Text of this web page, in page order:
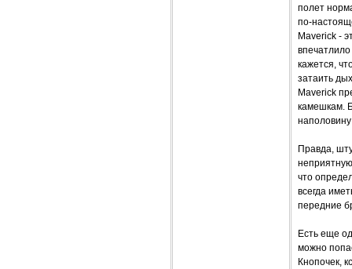
полет
по-
Maverick -
кажется,
затаить
Maverick
камешкам.
Правда,
что
всегда
передние
Есть еще
можно
Кнопочек,